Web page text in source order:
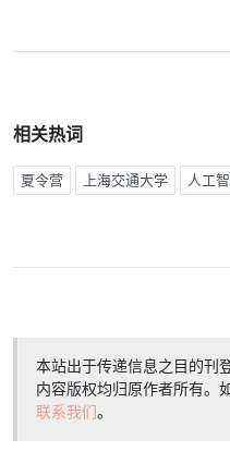
相关热词
夏令营 上海交通大学 人工
本站出于传递信息之目的刊
内容版权均归原作者所有。
联系我们。